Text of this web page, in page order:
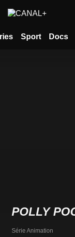
Sport Docs
POLLY
Série Animation